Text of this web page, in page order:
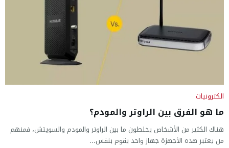
الكترونيات
ما هو الفرق بين الراوتر والمودم؟
هناك الكثير من الأشخاص يخلطون ما بين الراوتر والمودم والسويتش، فمنهم
من يعتبر هذه الأجهزة جهاز واحد يقوم بنفس...